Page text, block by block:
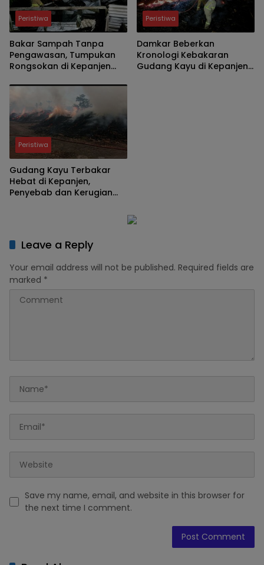
Peristiwa
Bakar Sampah Tanpa
Pengawasan, Tumpukan
Rongsokan di Kepanjen
Peristiwa
Damkar Beberkan
Kronologi Kebakaran
Gudang Kayu di Kepanjen,
Peristiwa
Gudang Kayu Terbakar
Hebat di Kepanjen,
Penyebab dan Kerugian
Leave a Reply
Your email address will not be published. Required fields are
marked *
Save my name, email, and website in this browser for
the next time I comment.